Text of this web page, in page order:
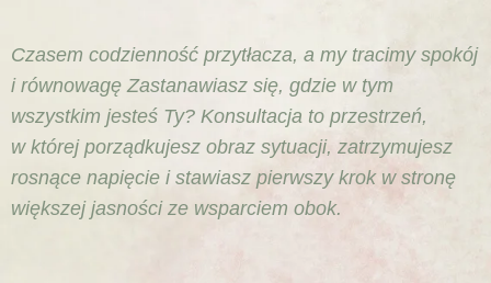
Czasem codzienność przytłacza, a my tracimy spokój
i równowagę Zastanawiasz się, gdzie w tym
wszystkim jesteś Ty? Konsultacja to przestrzeń,
w której porządkujesz obraz sytuacji, zatrzymujesz
rosnące napięcie i stawiasz pierwszy krok w stronę
większej jasności ze wsparciem obok.